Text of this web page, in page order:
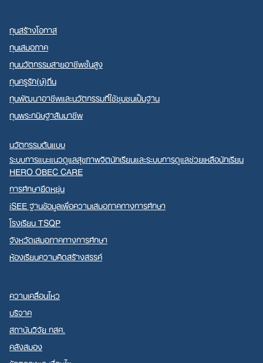
ทุนสร้างโอกาส
ทุนเสมอภาค
ทุนนวัตกรรมสายอาชีพชั้นสูง
ทุนครูรัก(ษ์)ถิ่น
ทุนพัฒนาอาชีพและนวัตกรรมที่ใช้ชุมชนเป็นฐาน
ทุนพระกนิษฐาสัมมาชีพ
นวัตกรรมต้นแบบ
ระบบการแนะแนวดูแลสุขภาพจิตนักเรียนและระบบการดูแลช่วยเหลือนักเรียน
HERO OBEC CARE
การศึกษายืดหยุ่น
iSEE ฐานข้อมูลเพื่อความเสมอภาคทางการศึกษา
โรงเรียน TSQP
จังหวัดเสมอภาคทางการศึกษา
ห้องเรียนความคิดสร้างสรรค์
ความเคลื่อนไหว
บริจาค
สถาบันวิจัย กสศ.
คลังสมอง